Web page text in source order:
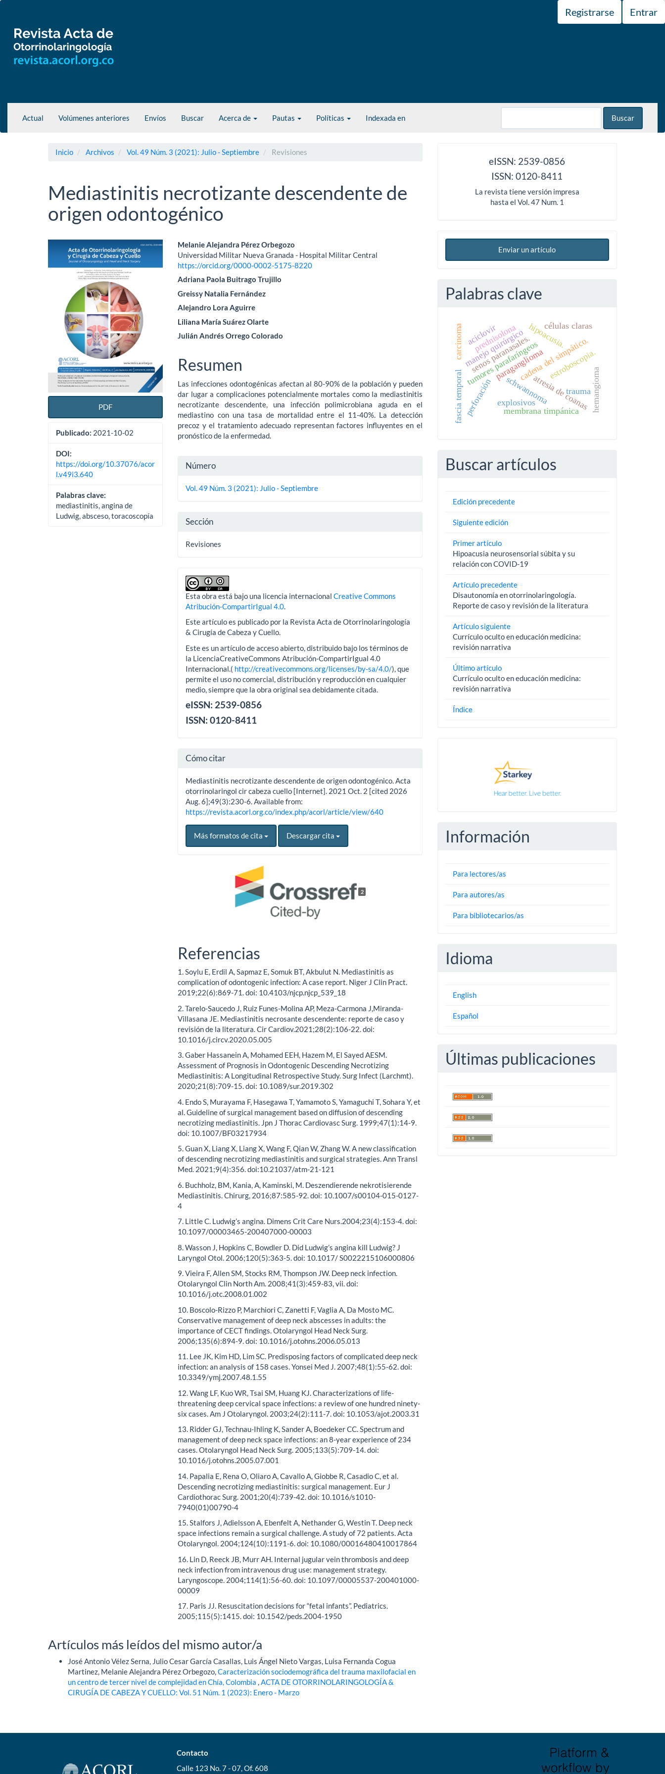
principal
Barra
lateral
Registrarse Entrar
Actual Volúmenes anteriores Envíos Buscar Acerca de Pautas Políticas Indexada en Buscar
Inicio Archivos Vol. 49 Núm. 3 (2021): Julio - Septiembre Revisiones
Mediastinitis necrotizante descendente de
origen odontogénico
Barra
lateral
artículo
PDF
Publicado: 2021-10-02
DOI:
https://doi.org/10.37076/acor
l.v49i3.640
Palabras clave:
mediastinitis, angina de
Ludwig, absceso, toracoscopía
Contenido
principal
del
artículo
Melanie Alejandra Pérez Orbegozo
Universidad Militar Nueva Granada - Hospital Militar Central
https://orcid.org/0000-0002-5175-8220
Adriana Paola Buitrago Trujillo
Greissy Natalia Fernández
Alejandro Lora Aguirre
Liliana María Suárez Olarte
Julián Andrés Orrego Colorado
Resumen
Las infecciones odontogénicas afectan al 80-90% de la población y pueden
dar lugar a complicaciones potencialmente mortales como la mediastinitis
necrotizante descendente, una infección polimicrobiana aguda en el
mediastino con una tasa de mortalidad entre el 11-40%. La detección
precoz y el tratamiento adecuado representan factores influyentes en el
pronóstico de la enfermedad.
Detalles
del
Número
Vol. 49 Núm. 3 (2021): Julio - Septiembre
Sección
Revisiones
Esta obra está bajo una licencia internacionalCreative Commons
Atribución-CompartirIgual 4.0
Este artículo es publicado por la Revista Acta de Otorrinolaringología
& Cirugía de Cabeza y Cuello.
Este es un artículo de acceso abierto, distribuido bajo los términos de
la LicenciaCreativeCommons Atribución-CompartirIgual 4.0
Internacional.( http://creativecommons.org/licenses/by-sa/4.0/), que
permite el uso no comercial, distribución y reproducción en cualquier
medio, siempre que la obra original sea debidamente citada.
eISSN: 2539-0856
ISSN: 0120-8411
Cómo citar
Mediastinitis necrotizante descendente de origen odontogénico. Acta
otorrinolaringol cir cabeza cuello [Internet]. 2021 Oct. 2 [cited 2026
Aug. 6];49(3):230-6. Available from:
https://revista.acorl.org.co/index.php/acorl/article/view/640
Más formatos de cita Descargar cita
2
Referencias
1. Soylu E, Erdil A, Sapmaz E, Somuk BT, Akbulut N. Mediastinitis as
complication of odontogenic infection: A case report. Niger J Clin Pract.
2019;22(6):869-71. doi: 10.4103/njcp.njcp_539_18
2. Tarelo-Saucedo J, Ruiz Funes-Molina AP, Meza-Carmona J,Miranda-
Villasana JE. Mediastinitis necrosante descendente: reporte de caso y
revisión de la literatura. Cir Cardiov.2021;28(2):106-22. doi:
10.1016/j.circv.2020.05.005
3. Gaber Hassanein A, Mohamed EEH, Hazem M, El Sayed AESM.
Assessment of Prognosis in Odontogenic Descending Necrotizing
Mediastinitis: A Longitudinal Retrospective Study. Surg Infect (Larchmt).
2020;21(8):709-15. doi: 10.1089/sur.2019.302
4. Endo S, Murayama F, Hasegawa T, Yamamoto S, Yamaguchi T, Sohara Y, et
al. Guideline of surgical management based on diffusion of descending
necrotizing mediastinitis. Jpn J Thorac Cardiovasc Surg. 1999;47(1):14-9.
doi: 10.1007/BF03217934
5. Guan X, Liang X, Liang X, Wang F, Qian W, Zhang W. A new classification
of descending necrotizing mediastinitis and surgical strategies. Ann Transl
Med. 2021;9(4):356. doi:10.21037/atm-21-121
6. Buchholz, BM, Kania, A, Kaminski, M. Deszendierende nekrotisierende
Mediastinitis. Chirurg, 2016;87:585-92. doi: 10.1007/s00104-015-0127-
4
7. Little C. Ludwig’s angina. Dimens Crit Care Nurs.2004;23(4):153-4. doi:
10.1097/00003465-200407000-00003
8. Wasson J, Hopkins C, Bowdler D. Did Ludwig’s angina kill Ludwig? J
Laryngol Otol. 2006;120(5):363-5. doi: 10.1017/ S0022215106000806
9. Vieira F, Allen SM, Stocks RM, Thompson JW. Deep neck infection.
Otolaryngol Clin North Am. 2008;41(3):459-83, vii. doi:
10.1016/j.otc.2008.01.002
10. Boscolo-Rizzo P, Marchiori C, Zanetti F, Vaglia A, Da Mosto MC.
Conservative management of deep neck abscesses in adults: the
importance of CECT findings. Otolaryngol Head Neck Surg.
2006;135(6):894-9. doi: 10.1016/j.otohns.2006.05.013
11. Lee JK, Kim HD, Lim SC. Predisposing factors of complicated deep neck
infection: an analysis of 158 cases. Yonsei Med J. 2007;48(1):55-62. doi:
10.3349/ymj.2007.48.1.55
12. Wang LF, Kuo WR, Tsai SM, Huang KJ. Characterizations of life-
threatening deep cervical space infections: a review of one hundred ninety-
six cases. Am J Otolaryngol. 2003;24(2):111-7. doi: 10.1053/ajot.2003.31
13. Ridder GJ, Technau-Ihling K, Sander A, Boedeker CC. Spectrum and
management of deep neck space infections: an 8-year experience of 234
cases. Otolaryngol Head Neck Surg. 2005;133(5):709-14. doi:
10.1016/j.otohns.2005.07.001
14. Papalia E, Rena O, Oliaro A, Cavallo A, Giobbe R, Casadio C, et al.
Descending necrotizing mediastinitis: surgical management. Eur J
Cardiothorac Surg. 2001;20(4):739-42. doi: 10.1016/s1010-
7940(01)00790-4
15. Stalfors J, Adielsson A, Ebenfelt A, Nethander G, Westin T. Deep neck
space infections remain a surgical challenge. A study of 72 patients. Acta
Otolaryngol. 2004;124(10):1191-6. doi: 10.1080/00016480410017864
16. Lin D, Reeck JB, Murr AH. Internal jugular vein thrombosis and deep
neck infection from intravenous drug use: management strategy.
Laryngoscope. 2004;114(1):56-60. doi: 10.1097/00005537-200401000-
00009
17. Paris JJ. Resuscitation decisions for “fetal infants”. Pediatrics.
2005;115(5):1415. doi: 10.1542/peds.2004-1950
Artículos más leídos del mismo autor/a
José Antonio Vélez Serna, Julio Cesar García Casallas, Luis Ángel Nieto Vargas, Luisa Fernanda Cogua
Martinez, Melanie Alejandra Pérez Orbegozo,Caracterización sociodemográfica del trauma maxilofacial en
un centro de tercer nivel de complejidad en Chía, Colombia,ACTA DE OTORRINOLARINGOLOGÍA &
CIRUGÍA DE CABEZA Y CUELLO: Vol. 51 Núm. 1 (2023): Enero - Marzo
eISSN: 2539-0856
ISSN: 0120-8411
La revista tiene versión impresa
hasta el Vol. 47 Num. 1
Enviar un artículo
Palabras clave
schwannoma
paraganglioma
tumores parafaríngeoscadena del simpático.
atresia de coanas
manejo quirúrgico
senos paranasales.
perforación membrana timpánica
trauma
explosivos
hipoacusia.
fascia temporal
estroboscopia.
prednisolona
aciclovir
carcinoma células claras
hemangioma
Buscar artículos
Edición precedente
Siguiente edición
Primer artículo
Hipoacusia neurosensorial súbita y su
relación con COVID-19
Artículo precedente
Disautonomía en otorrinolaringología.
Reporte de caso y revisión de la literatura
Artículo siguiente
Currículo oculto en educación medicina:
revisión narrativa
Último artículo
Currículo oculto en educación medicina:
revisión narrativa
Índice
Información
Para lectores/as
Para autores/as
Para bibliotecarios/as
Idioma
English
Español
Últimas publicaciones
Contacto
Calle 123 No. 7 - 07, Of. 608